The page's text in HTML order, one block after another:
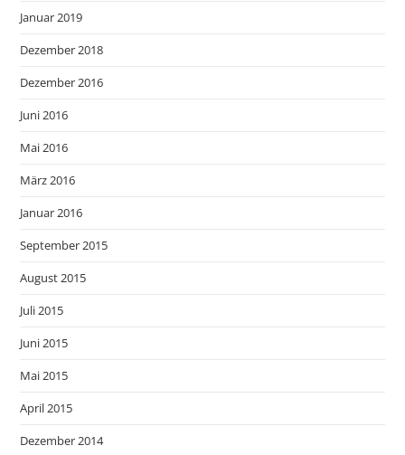
Januar 2019
Dezember 2018
Dezember 2016
Juni 2016
Mai 2016
März 2016
Januar 2016
September 2015
August 2015
Juli 2015
Juni 2015
Mai 2015
April 2015
Dezember 2014